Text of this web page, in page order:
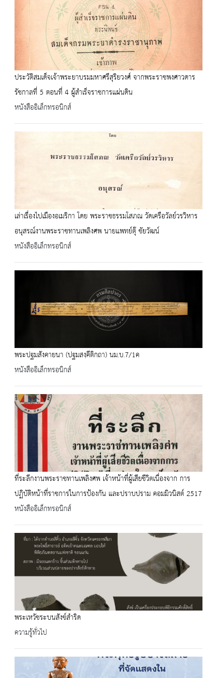
ประวัติสมเด็จเจ้าพระยาบรมมหาศรีสุริยวงศ์ จากพระราชพงศาวดาร
รัชกาลที่ 5 ตอนที่ 4 ผู้สำเร็จราชการแผ่นดิน
หนังสืออิเล็กทรอนิกส์
เล่าเรื่องไปเมืองอเมริกา โดย พระราชธรรมโสภณ วัดเครือวัลย์วรวิหาร
อนุสรณ์งานพระราชทานเพลิงศพ นายแพทย์ตุ๊ ชัยวัฒน์
หนังสืออิเล็กทรอนิกส์
พระปฐมสังคายนา (ปฐมสงฺคีติกถา) นม.บ.7/1ค
หนังสืออิเล็กทรอนิกส์
ที่ระลึกงานพระราชทานเพลิงศพ เจ้าหน้าที่ผู้เสียชีวิตเนื่องจาก การ
ปฏิบัติหน้าที่ราชการในการป้องกัน และปราบปราม คอมมิวนิสต์ 2517
หนังสืออิเล็กทรอนิกส์
พระเหวัชระบนสังข์สำริด
ความรู้ทั่วไป